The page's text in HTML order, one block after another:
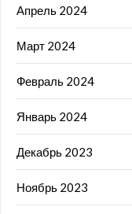
Апрель 2024
Март 2024
Февраль 2024
Январь 2024
Декабрь 2023
Ноябрь 2023